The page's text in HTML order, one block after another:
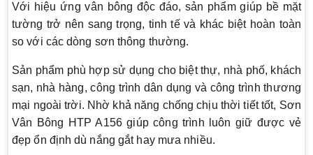
Với hiệu ứng vân bông độc đáo, sản phẩm giúp bề mặt
tường trở nên sang trọng, tinh tế và khác biệt hoàn toàn
so với các dòng sơn thông thường.
Sản phẩm phù hợp sử dụng cho biệt thự, nhà phố, khách
sạn, nhà hàng, công trình dân dụng và công trình thương
mại ngoài trời. Nhờ khả năng chống chịu thời tiết tốt, Sơn
Vân Bông HTP A156 giúp công trình luôn giữ được vẻ
đẹp ổn định dù nắng gắt hay mưa nhiều.